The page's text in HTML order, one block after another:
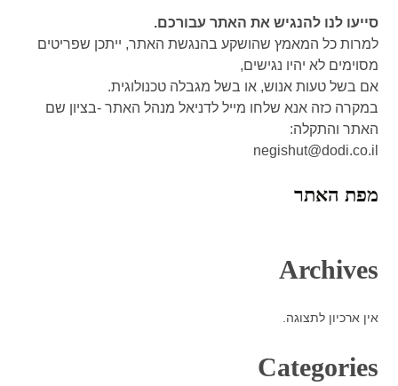
סייעו לנו להנגיש את האתר עבורכם.
למרות כל המאמץ שהושקע בהנגשת האתר, ייתכן שפריטים
מסוימים לא יהיו נגישים,
אם בשל טעות אנוש, או בשל מגבלה טכנולוגית.
במקרה כזה אנא שלחו מייל לדניאל מנהל האתר -בציון שם
האתר והתקלה:
negishut@dodi.co.il
מפת האתר
Archives
אין ארכיון לתצוגה.
Categories